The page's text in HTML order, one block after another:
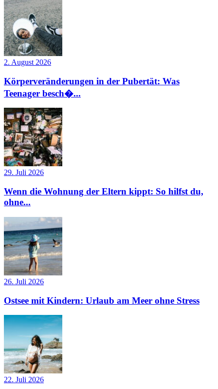
2. August 2026
Körperveränderungen in der Pubertät: Was
Teenager besch�...
29. Juli 2026
Wenn die Wohnung der Eltern kippt: So hilfst du,
ohne...
26. Juli 2026
Ostsee mit Kindern: Urlaub am Meer ohne Stress
22. Juli 2026